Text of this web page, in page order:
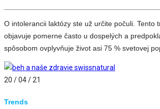
O intolerancii laktózy ste už určite počuli. Tento
objavuje pomerne často u dospelých a
spôsobom ovplyvňuje život asi 75 % svetovej
20 / 04 / 21
Trends